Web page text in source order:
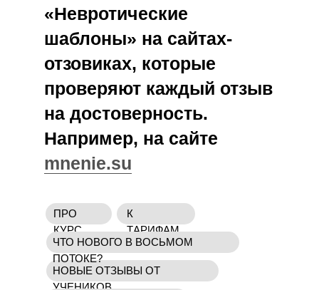
«Невротические
шаблоны» на сайтах-
отзовиках, которые
проверяют каждый отзыв
на достоверность.
Например, на сайте
mnenie.su
ПРО
КУРС
К
ТАРИФАМ
НОВЫЕ ОТЗЫВЫ ОТ
УЧЕНИКОВ
ЧТО НОВОГО В ВОСЬМОМ
ПОТОКЕ?